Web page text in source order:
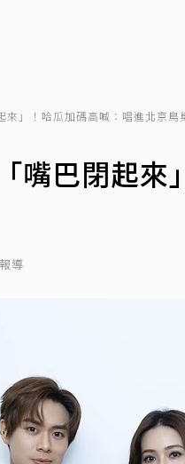
」！哈瓜加碼高喊：唱進北京鳥
嘴巴閉起
導